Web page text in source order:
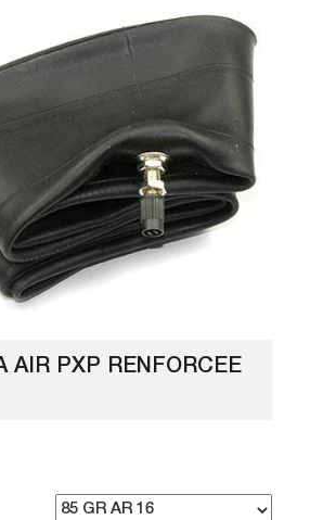
AIR PXP RENFORCEE